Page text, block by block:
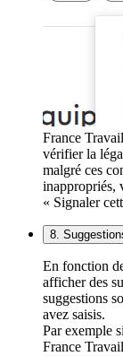
France
vérifier la
malgré ces
inappropriés,
« Signaler
8.
En fonction
afficher des
suggestions
avez saisis.
Par exemple
France